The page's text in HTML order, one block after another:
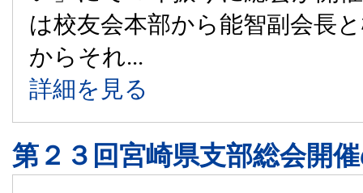
は校友会本部から能智副会長
からそれ...
詳細を見る
第２３回宮崎県支部総会開